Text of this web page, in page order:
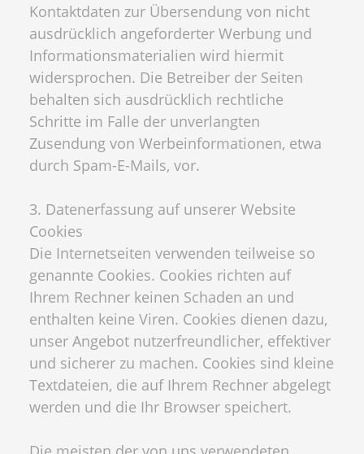
Kontaktdaten zur Übersendung von nicht
ausdrücklich angeforderter Werbung und
Informationsmaterialien wird hiermit
widersprochen. Die Betreiber der Seiten
behalten sich ausdrücklich rechtliche
Schritte im Falle der unverlangten
Zusendung von Werbeinformationen, etwa
durch Spam-E-Mails, vor.
3. Datenerfassung auf unserer Website
Cookies
Die Internetseiten verwenden teilweise so
genannte Cookies. Cookies richten auf
Ihrem Rechner keinen Schaden an und
enthalten keine Viren. Cookies dienen dazu,
unser Angebot nutzerfreundlicher, effektiver
und sicherer zu machen. Cookies sind kleine
Textdateien, die auf Ihrem Rechner abgelegt
werden und die Ihr Browser speichert.